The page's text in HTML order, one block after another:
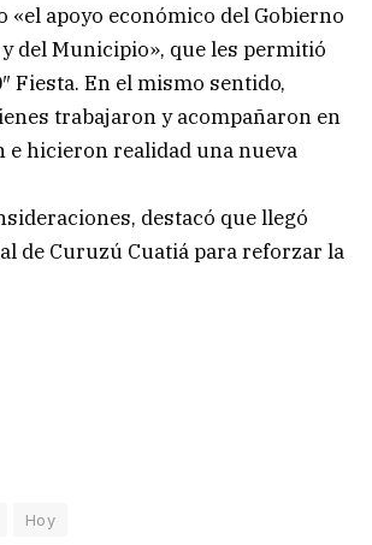
«el apoyo económico del Gobierno
del Municipio», que les permitió
Fiesta. En el mismo sentido,
trabajaron y acompañaron en
e hicieron realidad una nueva
destacó que llegó
de Curuzú Cuatiá para reforzar la
Hoy